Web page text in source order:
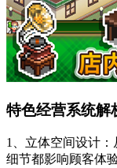
特色经营系统解
1、立体空间设计
细节都影响顾客体